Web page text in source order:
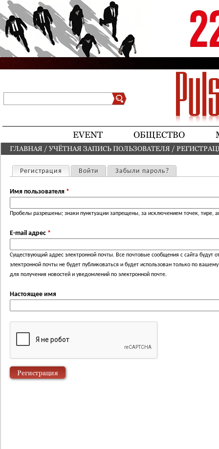
Jump to navigation
EVENT ОБЩЕСТВО
ВЫ ЗДЕСЬ
ГЛАВНАЯ / УЧЁТНАЯ ЗАПИСЬ ПОЛЬЗОВАТЕЛЯ /
Главные вкладки
Регистрация (активная вкладка)
Войти Забыли пароль?
Имя пользователя *
Пробелы разрешены; знаки пунктуации запрещены, за исключением точек, тире,
E-mail адрес *
Существующий адрес электронной почты. Все почтовые сообщения с сайта будут
электронной почты не будет публиковаться и будет использован только по
для получения новостей и уведомлений по электронной почте.
Настоящее имя